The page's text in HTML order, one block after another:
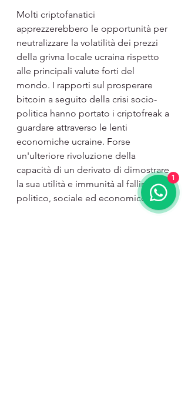
Molti criptofanatici
apprezzerebbero le opportunità per
neutralizzare la volatilità dei prezzi
della grivna locale ucraina rispetto
alle principali valute forti del
mondo. I rapporti sul prosperare
bitcoin a seguito della crisi socio-
politica hanno portato i criptofreak a
guardare attraverso le lenti
economiche ucraine. Forse
un'ulteriore rivoluzione della
capacità di un derivato di dimostrare
la sua utilità e immunità al fallimento
politico, sociale ed economico.
1